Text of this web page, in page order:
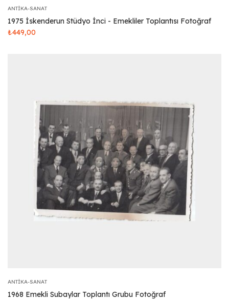
ANTIKA-SANAT
1975 İskenderun Stüdyo İnci - Emekliler Toplantısı Fotoğraf
₺449,00
ANTIKA-SANAT
1968 Emekli Subaylar Toplantı Grubu Fotoğraf